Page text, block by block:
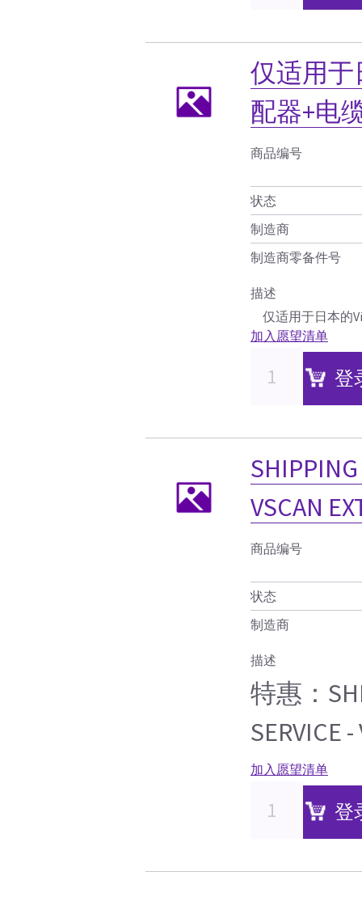
仅适用于
配器+电
商品编号
状态
制造商
制造商零备件号
描述
仅适用于日本的
加入愿望清单
登
SHIPPING
VSCAN
商品编号
状态
制造商
描述
特惠：
SERVICE
加入愿望清单
登